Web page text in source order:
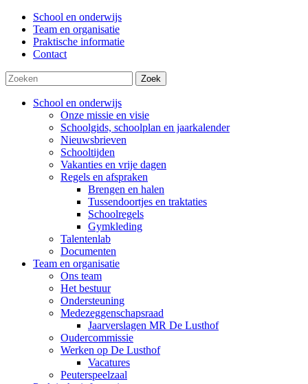
School en onderwijs
Team en organisatie
Praktische informatie
Contact
Zoek
School en onderwijs
Onze missie en visie
Schoolgids, schoolplan en jaarkalender
Nieuwsbrieven
Schooltijden
Vakanties en vrije dagen
Regels en afspraken
Brengen en halen
Tussendoortjes en traktaties
Schoolregels
Gymkleding
Talentenlab
Documenten
Team en organisatie
Ons team
Het bestuur
Ondersteuning
Medezeggenschapsraad
Jaarverslagen MR De Lusthof
Oudercommissie
Werken op De Lusthof
Vacatures
Peuterspeelzaal